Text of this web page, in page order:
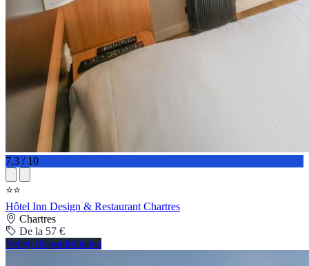
7.3 / 10
⭐⭐
Hôtel Inn Design & Restaurant Chartres
Chartres
De la 57 €
Vedeți disponibilitatea